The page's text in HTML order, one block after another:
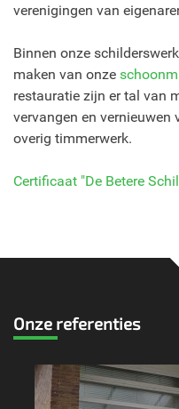
verenigingen van
Binnen onze
maken van onze
restauratie zijn er tal van
vervangen en vernieuwen
overig timmerwerk.
Certificaat "De Betere
Onze referenties